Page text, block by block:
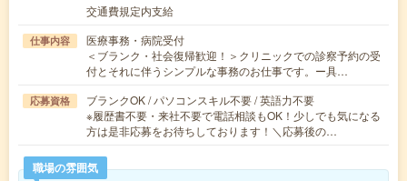
交通費規定内支給
仕事内容
医療事務・病院受付
＜ブランク・社会復帰歓迎！＞クリニックでの診察予約の受
付とそれに伴うシンプルな事務のお仕事です。ー具…
応募資格
ブランクOK / パソコンスキル不要 / 英語力不要
※履歴書不要・来社不要で電話相談もOK！少しでも気になる
方は是非応募をお待ちしております！＼応募後の…
職場の雰囲気